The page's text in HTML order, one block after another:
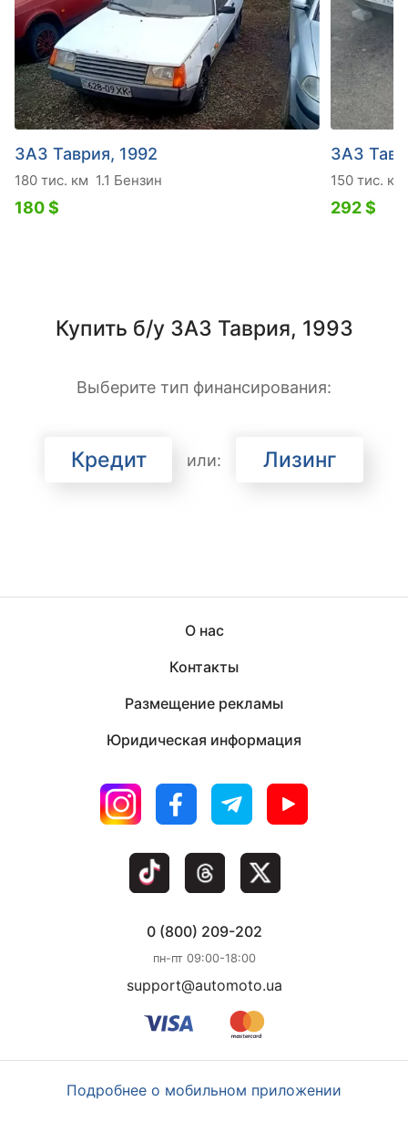
ЗАЗ Таврия, 1992
180 тис. км 1.1 Бензин
180 $
ЗАЗ
150 тис. км
292 $
Купить б/у ЗАЗ Таврия, 1993
Выберите тип финансирования:
Кредит или: Лизинг
О нас
Контакты
Размещение рекламы
Юридическая информация
0 (800) 209-202
пн-пт 09:00-18:00
support@automoto.ua
Подробнее о мобильном приложении